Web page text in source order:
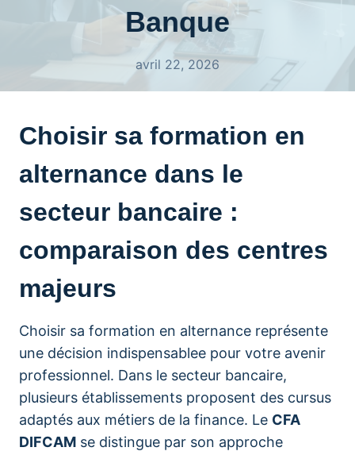
Banque
avril 22, 2026
Choisir sa formation en
alternance dans le
secteur bancaire :
comparaison des centres
majeurs
Choisir sa formation en alternance représente
une décision indispensablee pour votre avenir
professionnel. Dans le secteur bancaire,
plusieurs établissements proposent des cursus
adaptés aux métiers de la finance. Le CFA
DIFCAM se distingue par son approche